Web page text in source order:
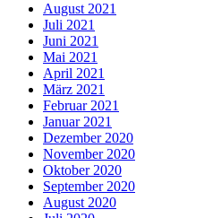
August 2021
Juli 2021
Juni 2021
Mai 2021
April 2021
März 2021
Februar 2021
Januar 2021
Dezember 2020
November 2020
Oktober 2020
September 2020
August 2020